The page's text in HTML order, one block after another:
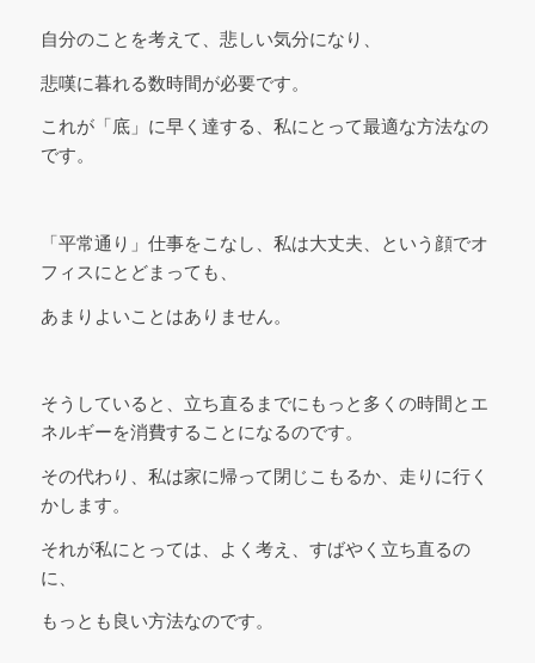
自分のことを考えて、悲しい気分になり、
悲嘆に暮れる数時間が必要です。
これが「底」に早く達する、私にとって最適な方法なの
です。
「平常通り」仕事をこなし、私は大丈夫、という顔でオ
フィスにとどまっても、
あまりよいことはありません。
そうしていると、立ち直るまでにもっと多くの時間とエ
ネルギーを消費することになるのです。
その代わり、私は家に帰って閉じこもるか、走りに行く
かします。
それが私にとっては、よく考え、すばやく立ち直るの
に、
もっとも良い方法なのです。